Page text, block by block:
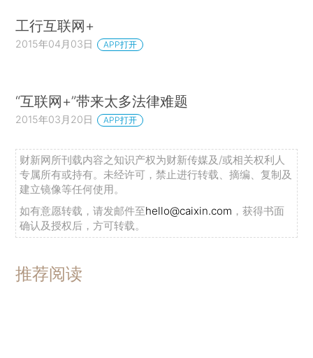
工行互联网+
2015年04月03日 APP打开
“互联网+”带来太多法律难题
2015年03月20日 APP打开
财新网所刊载内容之知识产权为财新传媒及/或相关权利人
专属所有或持有。未经许可，禁止进行转载、摘编、复制及
建立镜像等任何使用。
如有意愿转载，请发邮件至hello@caixin.com ，获得书面
确认及授权后，方可转载。
推荐阅读